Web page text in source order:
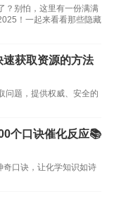
？别怕，这里有一份满满
！一起来看看那些隐藏
获取资源的方法
问题，提供权威、安全的
个口诀催化反应📚
口诀，让化学知识如诗